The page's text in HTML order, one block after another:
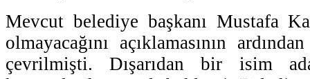
Mevcut belediye başkanı Mustafa
olmayacağını açıklamasının
çevrilmişti. Dışarıdan bir isim